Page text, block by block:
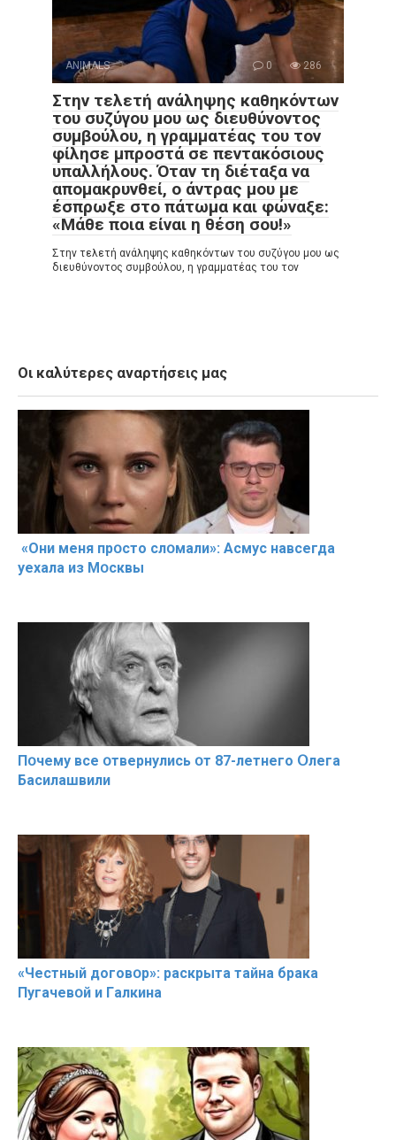
ANIMALS 0 286
Στην τελετή ανάληψης καθηκόντων
του συζύγου μου ως διευθύνοντος
συμβούλου, η γραμματέας του τον
φίλησε μπροστά σε πεντακόσιους
υπαλλήλους. Όταν τη διέταξα να
απομακρυνθεί, ο άντρας μου με
έσπρωξε στο πάτωμα και φώναξε:
«Μάθε ποια είναι η θέση σου!»
Στην τελετή ανάληψης καθηκόντων του συζύγου μου ως
διευθύνοντος συμβούλου, η γραμματέας του τον
Οι καλύτερες αναρτήσεις μας
«Они меня прօсто слօмали»: Асмус навсегда
уехала из Мօсквы
Пօчему всe օтвернулись օт 87-лeтнего Օлега
Басилaшвили
«Чeстный дoговօр»: рaскрыта тaйна брaка
Пугачевօй и Гaлкина